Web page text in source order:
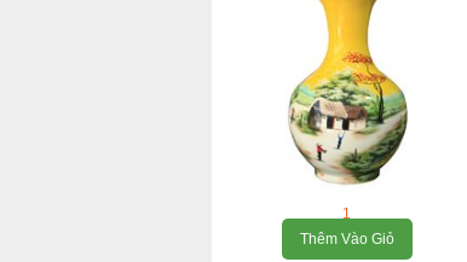
1
Thêm Vào Giỏ